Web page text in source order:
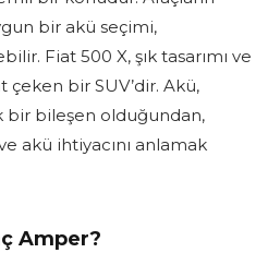
bir akü seçimi,
Fiat 500 X, şık tasarımı ve
bir SUV’dir. Akü,
bir bileşen olduğundan,
akü ihtiyacını anlamak
Amper?